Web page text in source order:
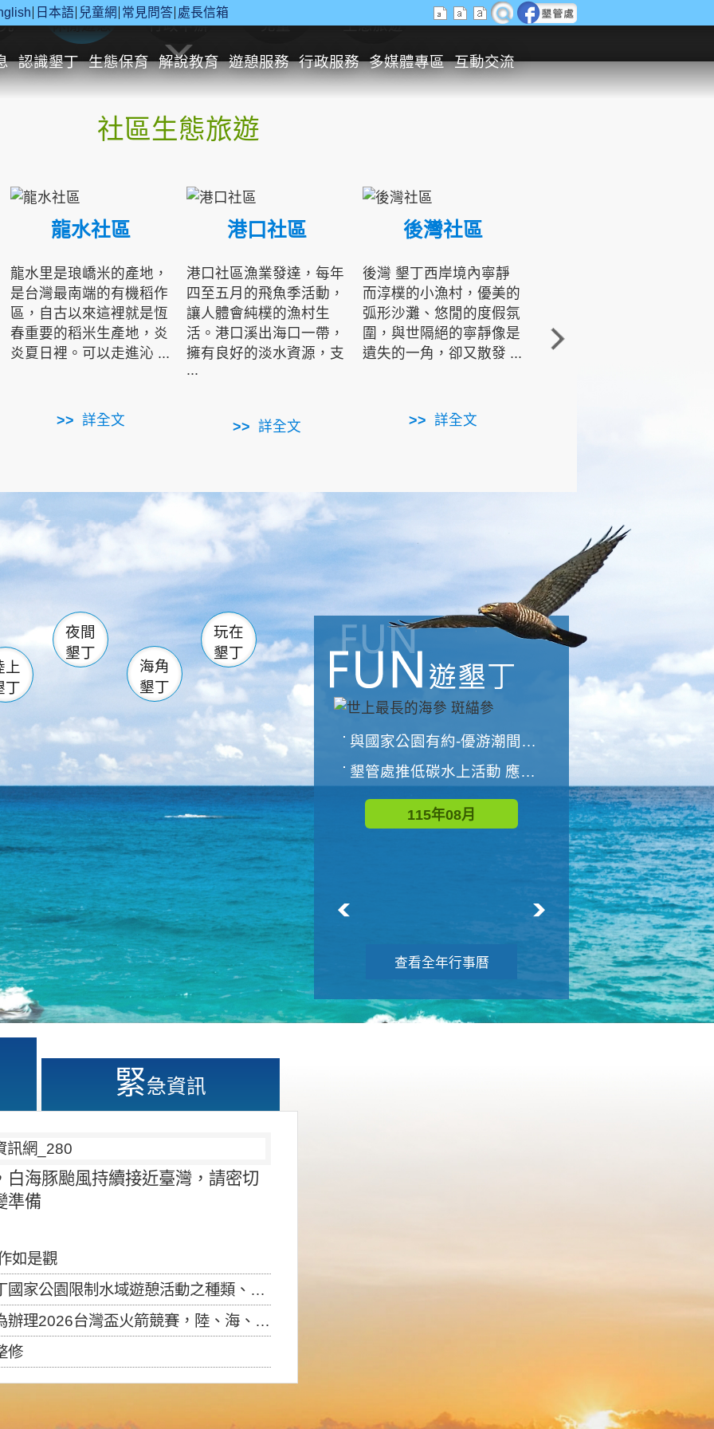
日本語 兒童網 常見問答 處長信箱
認識墾丁 生態保育 解說教育 遊憩服務 行政服務 多媒體專區 互動交流
休閒遊憩 行政申辦 兒童 生態旅遊
社區生態旅遊
龍水社區
龍水里是琅嶠米的產地，
是台灣最南端的有機稻作
區，自古以來這裡就是恆
春重要的稻米生產地，炎
炎夏日裡。可以走進沁 ...
詳全文
港口社區
港口社區漁業發達，每年
四至五月的飛魚季活動，
讓人體會純樸的漁村生
活。港口溪出海口一帶，
擁有良好的淡水資源，支
...
詳全文
後灣社區
後灣 墾丁西岸境內寧靜
而淳樸的小漁村，優美的
弧形沙灘、悠閒的度假氛
圍，與世隔絕的寧靜像是
遺失的一角，卻又散發 ...
詳全文
角的端點，冬季海浪拍打
著礁岸，旺盛的侵蝕作
南仁湖
滿州 佳樂水
森林遊樂區
墾管處遊客中心
社頂公園 風吹沙
船帆石 龍磐公園
香蕉灣 龍坑
鵝鑾鼻
上
丁
夜間
墾丁
海角
墾丁
玩在
墾丁
與國家公園有約-優游潮間探險者
墾管處推低碳水上活動 應屆畢業生限額免費參加
115年08月
世界地球清潔日 墾管處辦理「2026年墾丁國家公園沙灘淨灘活動
115年09月
查看全年行事曆
緊急資訊
海豚颱風持續接近臺灣，請密切
準備
如是觀
制水域遊憩活動之種類、範圍、時間及行為」，自即日生效。
盃火箭競賽，陸、海、空域警戒及協調相關事宜，因颱風備案事宜
修